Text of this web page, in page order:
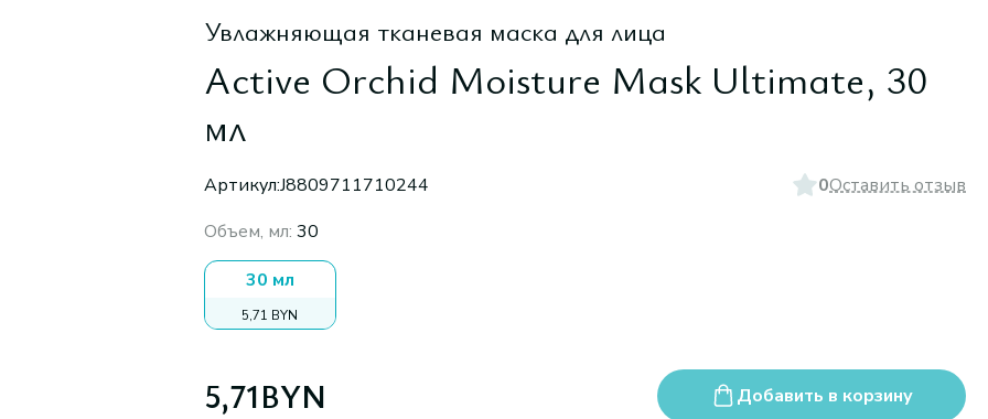
Увлажняющая тканевая маска для лица
Active Orchid Moisture Mask Ultimate, 30
мл
Артикул:J8809711710244 0Оставить отзыв
Объем, мл: 30
30 мл
5,71 BYN
5,71BYN Добавить в корзину